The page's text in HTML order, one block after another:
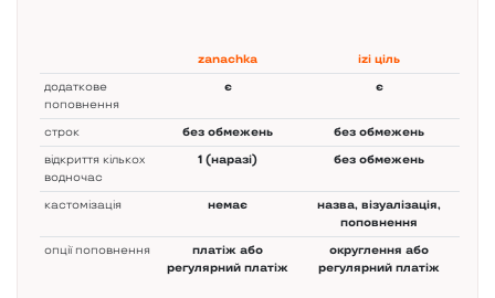
zanachka
izi ціль
додаткове
поповнення
є є
строк без обмежень
без обмежень
відкриття кількох
водночас
1 (наразі) без обмежень
кастомізація немає
назва, візуалізація,
поповнення
опції поповнення
платіж або
регулярний платіж
округлення або
регулярний платіж